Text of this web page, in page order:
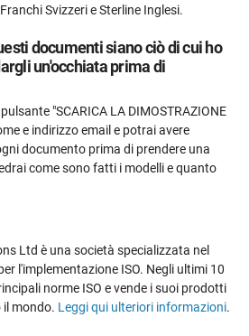
Svizzeri e Sterline Inglesi.
documenti siano ciò di cui ho
un'occhiata prima di
"SCARICA LA DIMOSTRAZIONE
e indirizzo email e potrai avere
documento prima di prendere una
come sono fatti i modelli e quanto
Ltd è una società specializzata nel
l'implementazione ISO. Negli ultimi 10
norme ISO e vende i suoi prodotti
il mondo. Leggi qui ulteriori informazioni.